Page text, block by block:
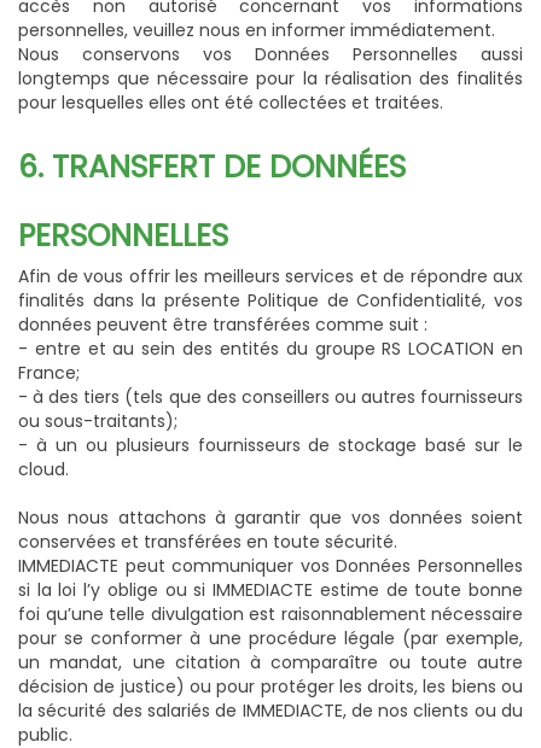
accès non autorisé concernant vos informations
personnelles, veuillez nous en informer immédiatement.
Nous conservons vos Données Personnelles aussi
longtemps que nécessaire pour la réalisation des finalités
pour lesquelles elles ont été collectées et traitées.
6. TRANSFERT DE DONNÉES
PERSONNELLES
Afin de vous offrir les meilleurs services et de répondre aux
finalités dans la présente Politique de Confidentialité, vos
données peuvent être transférées comme suit :
- entre et au sein des entités du groupe RS LOCATION en
France;
- à des tiers (tels que des conseillers ou autres fournisseurs
ou sous-traitants);
- à un ou plusieurs fournisseurs de stockage basé sur le
cloud.
Nous nous attachons à garantir que vos données soient
conservées et transférées en toute sécurité.
IMMEDIACTE peut communiquer vos Données Personnelles
si la loi l’y oblige ou si IMMEDIACTE estime de toute bonne
foi qu’une telle divulgation est raisonnablement nécessaire
pour se conformer à une procédure légale (par exemple,
un mandat, une citation à comparaître ou toute autre
décision de justice) ou pour protéger les droits, les biens ou
la sécurité des salariés de IMMEDIACTE, de nos clients ou du
public.